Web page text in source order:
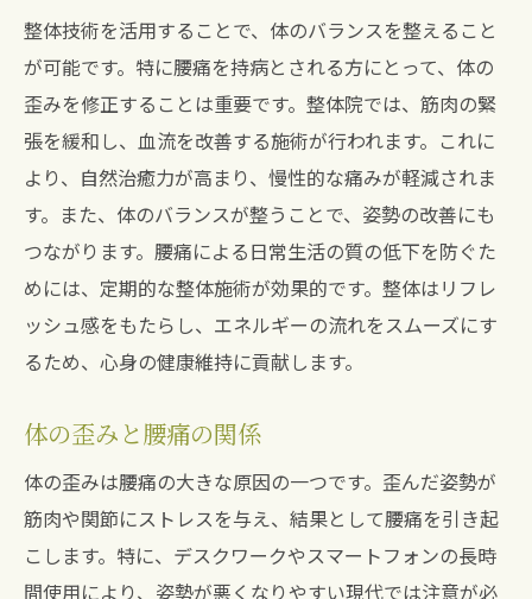
整体技術を活用することで、体のバランスを整えること
が可能です。特に腰痛を持病とされる方にとって、体の
歪みを修正することは重要です。整体院では、筋肉の緊
張を緩和し、血流を改善する施術が行われます。これに
より、自然治癒力が高まり、慢性的な痛みが軽減されま
す。また、体のバランスが整うことで、姿勢の改善にも
つながります。腰痛による日常生活の質の低下を防ぐた
めには、定期的な整体施術が効果的です。整体はリフレ
ッシュ感をもたらし、エネルギーの流れをスムーズにす
るため、心身の健康維持に貢献します。
体の歪みと腰痛の関係
体の歪みは腰痛の大きな原因の一つです。歪んだ姿勢が
筋肉や関節にストレスを与え、結果として腰痛を引き起
こします。特に、デスクワークやスマートフォンの長時
間使用により、姿勢が悪くなりやすい現代では注意が必